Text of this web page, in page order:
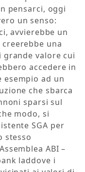
pensarci, oggi
un senso:
avvierebbe un
una
valore cui
accedere in
esempio ad un
che sbarca
sparsi sul
modo, si
SGA per
stesso
ABI –
laddove i